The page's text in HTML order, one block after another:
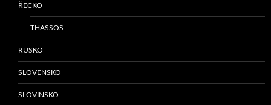
ŘECKO
THASSOS
RUSKO
SLOVENSKO
SLOVINSKO